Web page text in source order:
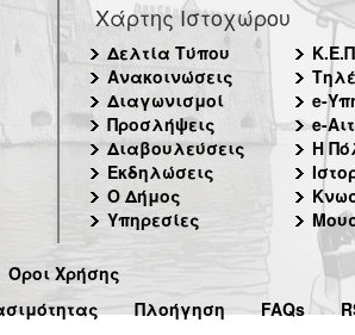
Χάρτης Ιστοχώρου
Δελτία Τύπου
Ανακοινώσεις
Διαγωνισμοί
Προσλήψεις
Διαβουλεύσεις
Εκδηλώσεις
Ο Δήμος
Υπηρεσίες
e-
e-
Η
Όροι Χρήσης
Πλοήγηση FAQs